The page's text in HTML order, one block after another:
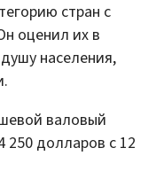
стран с
оценил их в
населения,
валовый
долларов с 12